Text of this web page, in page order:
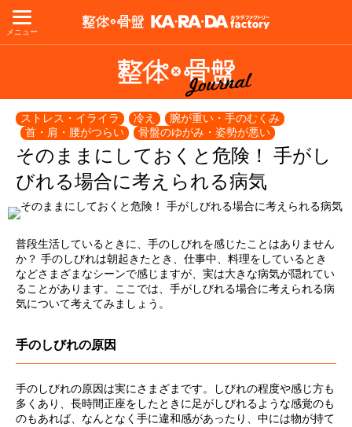
メニュー
ストレス・イライラ 冷え
腕が重い・手のむくみ
首・肩・腰がつらい
骨盤のゆがみ・姿勢が悪い
そのままにしておくと危険！ 手がし
びれる場合に考えられる病気
普段生活しているときに、手のしびれを感じたことはありません
か？ 手のしびれは朝起きたとき、仕事中、料理をしているとき
などさまざまなシーンで感じますが、実は大きな病気が隠れてい
ることがあります。ここでは、手がしびれる場合に考えられる病
気について考えてみましょう。
手のしびれの原因
手のしびれの原因は実にさまざまです。しびれの程度や感じ方も
多くあり、長時間正座をしたときに足がしびれるような感覚のも
のもあれば、なんとなく手に違和感があったり、中には物が持て